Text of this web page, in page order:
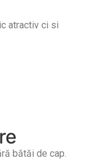
atractiv ci si
bătăi de cap.